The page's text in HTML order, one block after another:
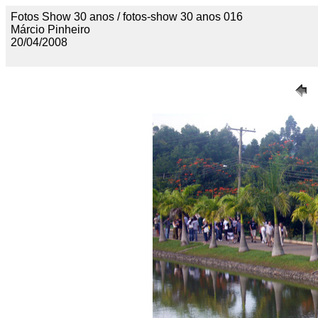
Fotos Show 30 anos / fotos-show 30 anos 016
Márcio Pinheiro
20/04/2008